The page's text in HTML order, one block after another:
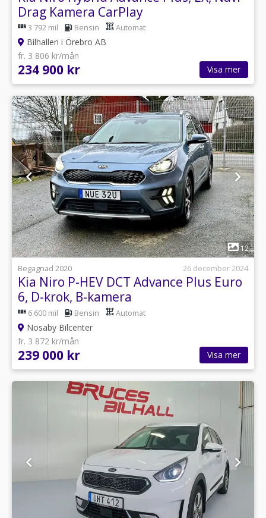
Drag Kamera CarPlay
3 792 mil Bensin Automat
Bilhallen i Örebro AB
fr. 3 806 kr/mån
234 900 kr Visa mer
1
12
Begagnad 2020
26 december 2024
Kia Niro P-HEV DCT Advance Plus Euro
6, D-krok, B-kamera
6 600 mil Bensin Automat
Nosaby Bilcenter
fr. 3 872 kr/mån
239 000 kr Visa mer